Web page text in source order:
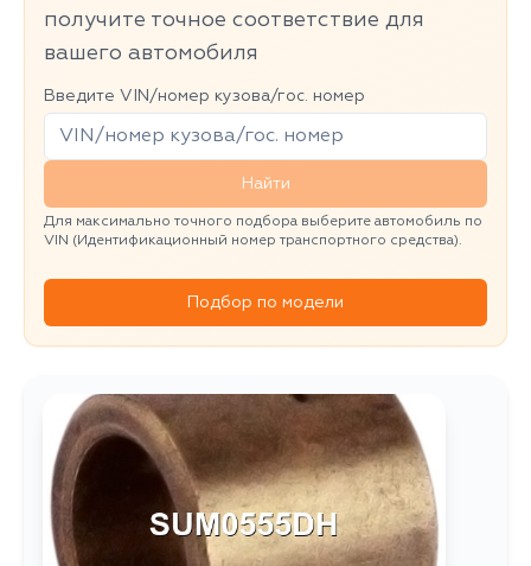
получите точное соответствие для
вашего автомобиля
Введите VIN/номер кузова/гос. номер
Найти
Для максимально точного подбора выберите автомобиль по
VIN (Идентификационный номер транспортного средства).
Подбор по модели